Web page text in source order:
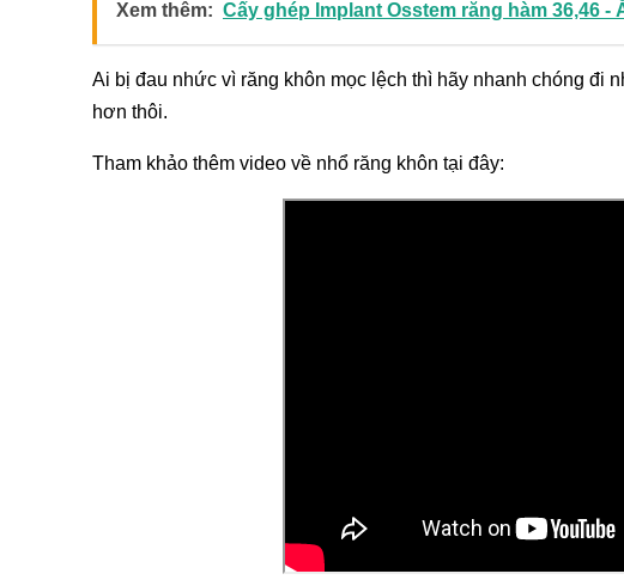
Xem thêm: Cấy ghép Implant Osstem răng hàm 36,46 -
Ai bị đau nhức vì răng khôn mọc lệch thì hãy nhanh chóng đi
hơn thôi.
Tham khảo thêm video về nhổ răng khôn tại đây: